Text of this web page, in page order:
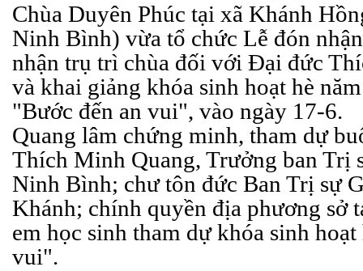
Chùa Duyên Phúc tại xã Khánh
Ninh Bình) vừa tổ chức Lễ đón
nhận trụ trì chùa đối với Đại đức
và khai giảng khóa sinh hoạt hè
"Bước đến an vui", vào ngày 17-6.
Quang lâm chứng minh, tham dự
Thích Minh Quang, Trưởng ban Trị
Ninh Bình; chư tôn đức Ban Trị sự
Khánh; chính quyền địa phương sở
em học sinh tham dự khóa sinh
vui".